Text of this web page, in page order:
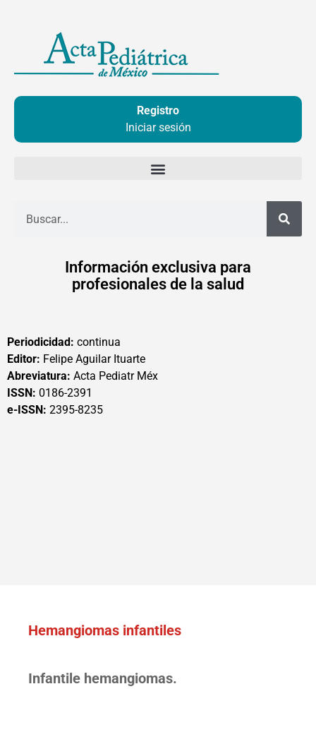
contenido
Registro
Iniciar sesión
Información exclusiva para
profesionales de la salud
Periodicidad: continua
Editor: Felipe Aguilar Ituarte
Abreviatura: Acta Pediatr Méx
ISSN: 0186-2391
e-ISSN: 2395-8235
Hemangiomas infantiles
Infantile hemangiomas.